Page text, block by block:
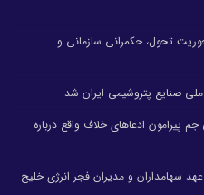
تحول، حکمرانی سازمانی و
صنایع پتروشیمی ایران شد
پیرامون ادعاهای خلاف واقع درباره
سهامداران و مدیران فجر انرژی خلیج